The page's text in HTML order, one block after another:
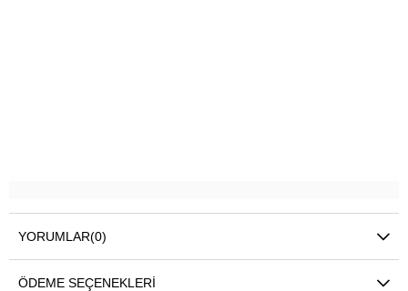
YORUMLAR(0)
ÖDEME SEÇENEKLERI